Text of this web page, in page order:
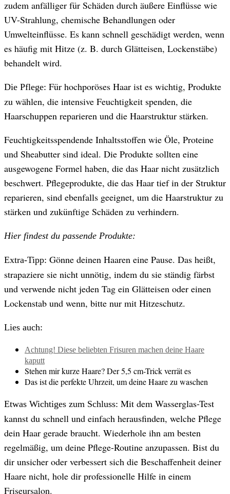
zudem anfälliger für Schäden durch äußere Einflüsse wie
UV-Strahlung, chemische Behandlungen oder
Umwelteinflüsse. Es kann schnell geschädigt werden, wenn
es häufig mit Hitze (z. B. durch Glätteisen, Lockenstäbe)
behandelt wird.
Die Pflege: Für hochporöses Haar ist es wichtig, Produkte
zu wählen, die intensive Feuchtigkeit spenden, die
Haarschuppen reparieren und die Haarstruktur stärken.
Feuchtigkeitsspendende Inhaltsstoffen wie Öle, Proteine
und Sheabutter sind ideal. Die Produkte sollten eine
ausgewogene Formel haben, die das Haar nicht zusätzlich
beschwert. Pflegeprodukte, die das Haar tief in der Struktur
reparieren, sind ebenfalls geeignet, um die Haarstruktur zu
stärken und zukünftige Schäden zu verhindern.
Hier findest du passende Produkte:
Extra-Tipp: Gönne deinen Haaren eine Pause. Das heißt,
strapaziere sie nicht unnötig, indem du sie ständig färbst
und verwende nicht jeden Tag ein Glätteisen oder einen
Lockenstab und wenn, bitte nur mit Hitzeschutz.
Lies auch:
Achtung! Diese beliebten Frisuren machen deine Haare
kaputt
Stehen mir kurze Haare? Der 5,5 cm-Trick verrät es
Das ist die perfekte Uhrzeit, um deine Haare zu waschen
Etwas Wichtiges zum Schluss: Mit dem Wasserglas-Test
kannst du schnell und einfach herausfinden, welche Pflege
dein Haar gerade braucht. Wiederhole ihn am besten
regelmäßig, um deine Pflege-Routine anzupassen. Bist du
dir unsicher oder verbessert sich die Beschaffenheit deiner
Haare nicht, hole dir professionelle Hilfe in einem
Friseursalon.